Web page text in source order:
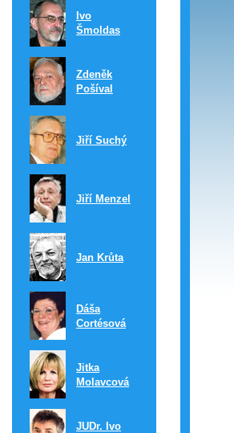
Ivo
Šmoldas
Zdeněk
Pošíval
Jiří Suchý
Jiří Menzel
Jan Krůta
Dáša
Cortésová
Jitka
Molavcová
JUDr. Ivo